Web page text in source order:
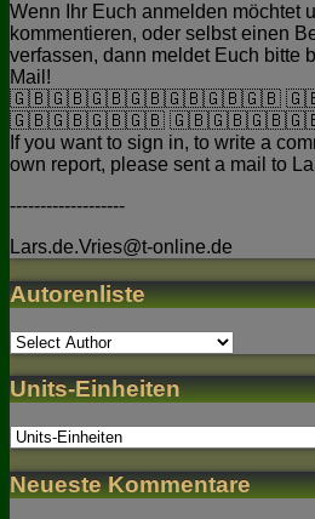
Wenn Ihr Euch anmelden möchtet
kommentieren, oder selbst einen
verfassen, dann meldet Euch bitte
Mail!
🇬🇧🇬🇧🇬🇧🇬🇧🇬🇧🇬🇧🇬🇧
🇬🇧🇬🇧🇬🇧🇬🇧
If you want to sign in, to write a
own report, please sent a mail to
-------------------
Lars.de.Vries@t-online.de
Autorenliste
Units-Einheiten
Neueste Kommentare